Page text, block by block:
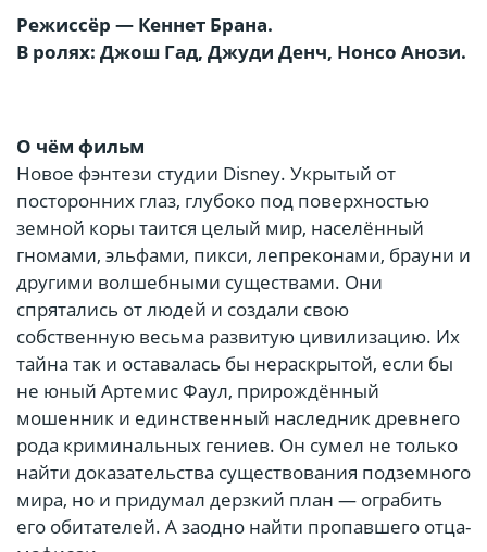
Режиссёр — Кеннет Брана.
В ролях: Джош Гад, Джуди Денч, Нонсо Анози.
О чём фильм
Новое фэнтези студии Disney. Укрытый от
посторонних глаз, глубоко под поверхностью
земной коры таится целый мир, населённый
гномами, эльфами, пикси, лепреконами, брауни и
другими волшебными существами. Они
спрятались от людей и создали свою
собственную весьма развитую цивилизацию. Их
тайна так и оставалась бы нераскрытой, если бы
не юный Артемис Фаул, прирождённый
мошенник и единственный наследник древнего
рода криминальных гениев. Он сумел не только
найти доказательства существования подземного
мира, но и придумал дерзкий план — ограбить
его обитателей. А заодно найти пропавшего отца-